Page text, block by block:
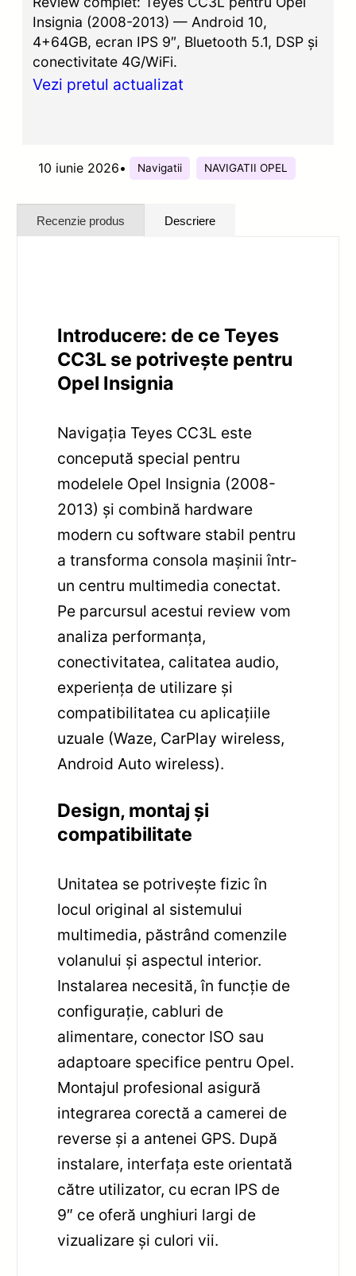
Insignia (2008-2013) — Android 10,
4+64GB, ecran IPS 9″, Bluetooth 5.1, DSP și
conectivitate 4G/WiFi.
Vezi pretul actualizat
10 iunie 2026• Navigatii NAVIGATII OPEL
Recenzie produs Descriere
Introducere: de ce Teyes
CC3L se potrivește pentru
Opel Insignia
Navigația Teyes CC3L este
concepută special pentru
modelele Opel Insignia (2008-
2013) și combină hardware
modern cu software stabil pentru
a transforma consola mașinii într-
un centru multimedia conectat.
Pe parcursul acestui review vom
analiza performanța,
conectivitatea, calitatea audio,
experiența de utilizare și
compatibilitatea cu aplicațiile
uzuale (Waze, CarPlay wireless,
Android Auto wireless).
Design, montaj și
compatibilitate
Unitatea se potrivește fizic în
locul original al sistemului
multimedia, păstrând comenzile
volanului și aspectul interior.
Instalarea necesită, în funcție de
configurație, cabluri de
alimentare, conector ISO sau
adaptoare specifice pentru Opel.
Montajul profesional asigură
integrarea corectă a camerei de
reverse și a antenei GPS. După
instalare, interfața este orientată
către utilizator, cu ecran IPS de
9″ ce oferă unghiuri largi de
vizualizare și culori vii.